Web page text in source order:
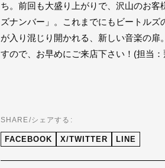
ち。前回も大盛り上がりで、沢山のお
ズナンバー」。これまでにもビートル
が入り混じり開かれる、新しい音楽の
すので、お早めにご来店下さい！(担当
SHARE/シェアする:
FACEBOOK X/TWITTER LINE